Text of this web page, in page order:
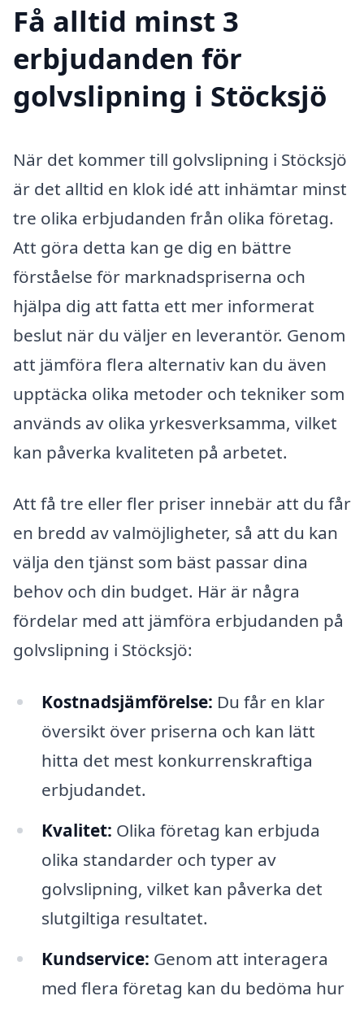
Få alltid minst 3
erbjudanden för
golvslipning i Stöcksjö
När det kommer till golvslipning i Stöcksjö
är det alltid en klok idé att inhämtar minst
tre olika erbjudanden från olika företag.
Att göra detta kan ge dig en bättre
förståelse för marknadspriserna och
hjälpa dig att fatta ett mer informerat
beslut när du väljer en leverantör. Genom
att jämföra flera alternativ kan du även
upptäcka olika metoder och tekniker som
används av olika yrkesverksamma, vilket
kan påverka kvaliteten på arbetet.
Att få tre eller fler priser innebär att du får
en bredd av valmöjligheter, så att du kan
välja den tjänst som bäst passar dina
behov och din budget. Här är några
fördelar med att jämföra erbjudanden på
golvslipning i Stöcksjö:
Kostnadsjämförelse: Du får en klar
översikt över priserna och kan lätt
hitta det mest konkurrenskraftiga
erbjudandet.
Kvalitet: Olika företag kan erbjuda
olika standarder och typer av
golvslipning, vilket kan påverka det
slutgiltiga resultatet.
Kundservice: Genom att interagera
med flera företag kan du bedöma hur